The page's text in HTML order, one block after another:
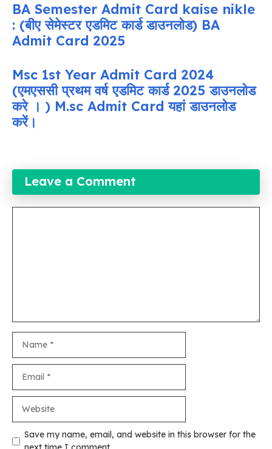
BA Semester Admit Card kaise nikle
: (बीए सेमेस्टर एडमिट कार्ड डाउनलोड) BA
Admit Card 2025
Msc 1st Year Admit Card 2024
(एमएससी प्रथम वर्ष एडमिट कार्ड 2025 डाउनलोड
करे । ) M.sc Admit Card यहां डाउनलोड
करें।
Leave a Comment
Save my name, email, and website in this browser for the